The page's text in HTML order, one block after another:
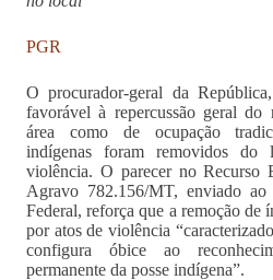
PGR
O procurador-geral da
favorável à repercussão geral do
área como de ocupação
indígenas foram removidos
violência. O parecer no Recurso
Agravo 782.156/MT, enviado ao
Federal, reforça que a remoção de
por atos de violência
configura óbice ao
permanente da posse indígena”.